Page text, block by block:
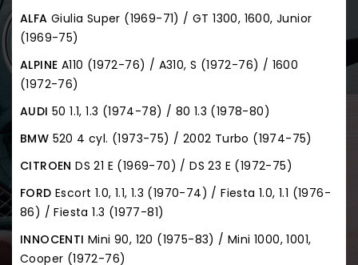
ALFA Giulia Super (1969-71) / GT 1300, 1600, Junior
(1969-75)
ALPINE A110 (1972-76) / A310, S (1972-76) / 1600
(1972-76)
AUDI 50 1.1, 1.3 (1974-78) / 80 1.3 (1978-80)
BMW 520 4 cyl. (1973-75) / 2002 Turbo (1974-75)
CITROEN DS 21 E (1969-70) / DS 23 E (1972-75)
FORD Escort 1.0, 1.1, 1.3 (1970-74) / Fiesta 1.0, 1.1 (1976-
86) / Fiesta 1.3 (1977-81)
INNOCENTI Mini 90, 120 (1975-83) / Mini 1000, 1001,
Cooper (1972-76)